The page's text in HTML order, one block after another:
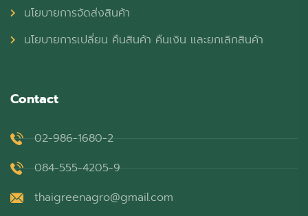
นโยบายการจัดส่งสินค้า
นโยบายการเปลี่ยน คืนสินค้า คืนเงิน และยกเลิกสินค้า
Contact
02-986-1680-2
084-555-4205-9
thaigreenagro@gmail.com